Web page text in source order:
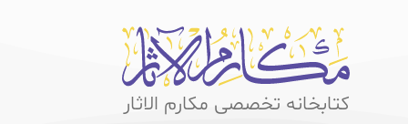
کتابخانه تخصصی مکارم الاثار